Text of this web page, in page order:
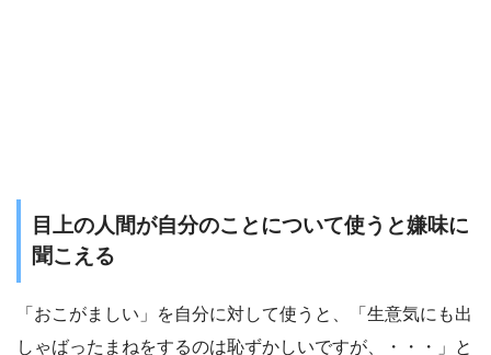
目上の人間が自分のことについて使うと嫌味に
聞こえる
「おこがましい」を自分に対して使うと、「生意気にも出
しゃばったまねをするのは恥ずかしいですが、・・・」と